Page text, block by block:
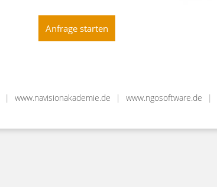
Anfrage starten
| www.navisionakademie.de | www.ngosoftware.de |